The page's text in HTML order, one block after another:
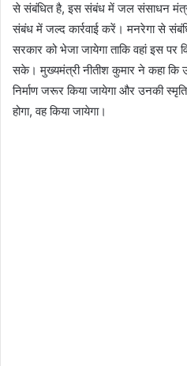
से संबंधित है, इस संबंध में जल संसाधन मंत्री
संबंध में जल्द कार्रवाई करें। मनरेगा से
सरकार को भेजा जायेगा ताकि वहां इस पर
सके। मुख्यमंत्री नीतीश कुमार ने कहा
निर्माण जरूर किया जायेगा और उनकी
होगा, वह किया जायेगा।